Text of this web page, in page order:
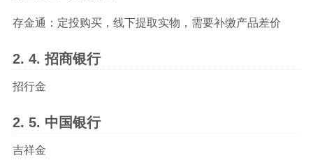
存金通：定投购买，线下提取实物，需要补缴产品差价
招商银行
招行金
中国银行
吉祥金